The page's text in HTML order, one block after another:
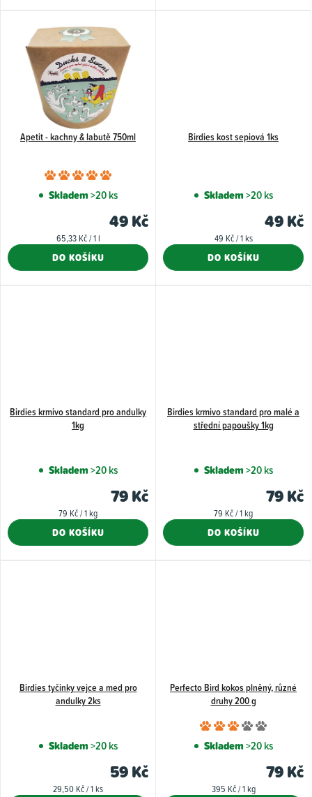
Apetit - kachny & labutě 750ml
Průměrné
hodnocení
je
5,0
Skladem>20 ks
49 Kč
Měrná
65,33 Kč / 1 l
DO KOŠÍKU
Birdies kost sepiová 1ks
Skladem>20 ks
49 Kč
Měrná
49 Kč / 1 ks
DO KOŠÍKU
Birdies krmivo standard pro andulky
1kg
Skladem>20 ks
79 Kč
Měrná
79 Kč / 1 kg
DO KOŠÍKU
Birdies krmivo standard pro malé a
střední papoušky 1kg
Skladem>20 ks
79 Kč
Měrná
79 Kč / 1 kg
DO KOŠÍKU
Birdies tyčinky vejce a med pro
andulky 2ks
Skladem>20 ks
59 Kč
Měrná
29,50 Kč / 1 ks
Perfecto Bird kokos plněný, různé
druhy 200 g
je
3,0
Skladem>20 ks
79 Kč
Měrná
395 Kč / 1 kg